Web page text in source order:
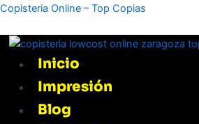
Ir
contenido
Copisteria Online – Top Copias
Menú
Inicio
Impresión
Blog